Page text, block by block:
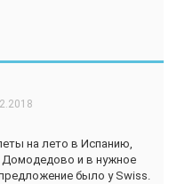
на лето в Испанию,
Домодедово и в нужное
было у Swiss.